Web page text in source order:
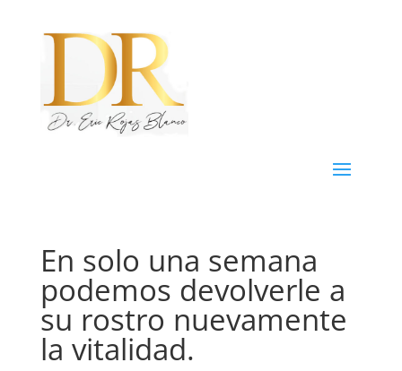
En solo una semana
podemos devolverle a
su rostro nuevamente
la vitalidad.